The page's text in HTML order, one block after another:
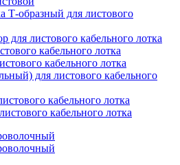
Т-образный для листового
для листового кабельного лотка
кабельного лотка
кабельного лотка
для листового кабельного
кабельного лотка
кабельного лотка